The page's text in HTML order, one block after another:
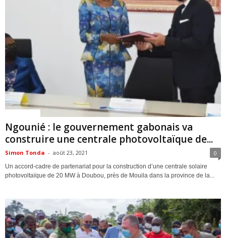
Ngounié : le gouvernement gabonais va
construire une centrale photovoltaïque de...
Simon Tonda - août 23, 2021 0
Un accord-cadre de partenariat pour la construction d’une centrale solaire
photovoltaïque de 20 MW à Doubou, près de Mouila dans la province de la...